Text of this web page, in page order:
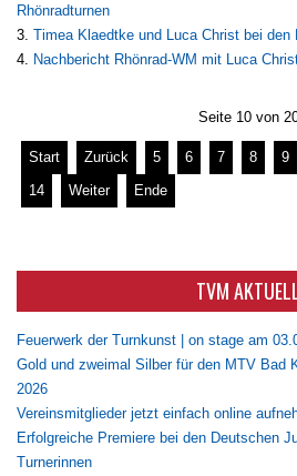
Rhönradturnen
Timea Klaedtke und Luca Christ bei den
Nachbericht Rhönrad-WM mit Luca
Seite 10 von
Start Zurück 5 6 7 8 9
14
Weiter Ende
TVM
Feuerwerk der Turnkunst | on stage am
Gold und zweimal Silber für den MTV Bad
2026
Vereinsmitglieder jetzt einfach online
Erfolgreiche Premiere bei den Deutschen
Turnerinnen